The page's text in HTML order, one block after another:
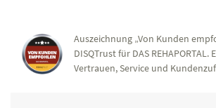
Auszeichnung „Von Kunden
DISQTrust für DAS REHAPORTAL.
Vertrauen, Service und